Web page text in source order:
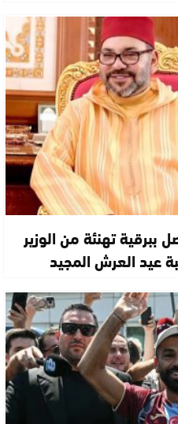
تهنئة من الوزير
عيد العرش المجيد